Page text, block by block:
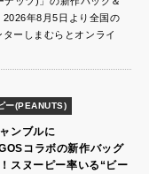
2026年8月5日より全国の
ーしまむらとオンライ
ー(PEANUTS)
ンブルに
コラボの新作バッグ
スヌーピー率いる“ビー